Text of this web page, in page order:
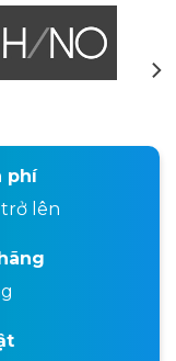
phí
lên